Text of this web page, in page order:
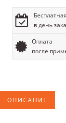
в день
Оплата
после
ОПИСАНИЕ